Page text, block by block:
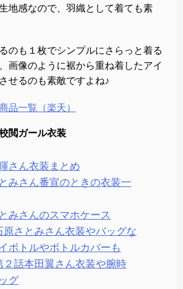
地感なので、羽織として着ても素
のも１枚でシンプルにさらっと着る
画像のように裾から重ね着したアイ
せるのも素敵ですよね♪
品一覧（楽天）
閲ガール衣装
さん衣装まとめ
みさん番宣のときの衣装一
みさんのスマホケース
原さとみさん衣装やバッグな
ボトルやボトルカバーも
２話本田翼さん衣装や腕時
グ